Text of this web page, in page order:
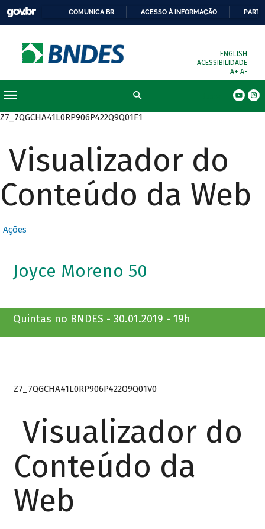
COMUNICA BR ACESSO À INFORMAÇÃO
ENGLISH
ACESSIBILIDADE
A+ A-
Z7_7QGCHA41L0RP906P422Q9Q01F1
Visualizador do
Conteúdo da Web
Ações
Joyce Moreno 50
Quintas no BNDES - 30.01.2019 - 19h
Z7_7QGCHA41L0RP906P422Q9Q01V0
Visualizador do
Conteúdo da
Web